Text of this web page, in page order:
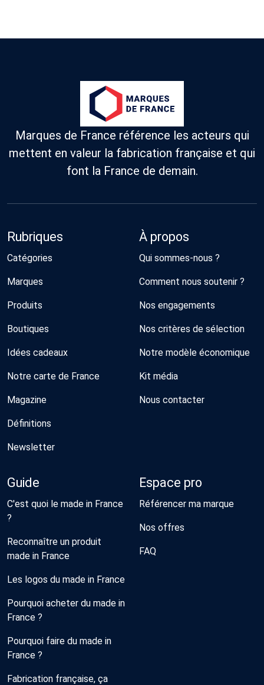
Marques de France référence les acteurs qui
mettent en valeur la fabrication française et qui
font la France de demain.
Rubriques
Catégories
Marques
Produits
Boutiques
Idées cadeaux
Notre carte de France
Magazine
Définitions
Newsletter
À propos
Qui sommes-nous ?
Comment nous soutenir ?
Nos engagements
Nos critères de sélection
Notre modèle économique
Kit média
Nous contacter
Guide
C'est quoi le made in France
?
Reconnaître un produit
made in France
Les logos du made in France
Pourquoi acheter du made in
France ?
Pourquoi faire du made in
France ?
Fabrication française, ça
Espace pro
Référencer ma marque
Nos offres
FAQ